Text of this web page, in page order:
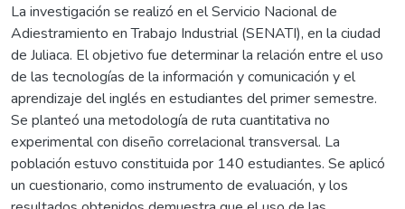
La investigación se realizó en el Servicio Nacional de
Adiestramiento en Trabajo Industrial (SENATI), en la ciudad
de Juliaca. El objetivo fue determinar la relación entre el uso
de las tecnologías de la información y comunicación y el
aprendizaje del inglés en estudiantes del primer semestre.
Se planteó una metodología de ruta cuantitativa no
experimental con diseño correlacional transversal. La
población estuvo constituida por 140 estudiantes. Se aplicó
un cuestionario, como instrumento de evaluación, y los